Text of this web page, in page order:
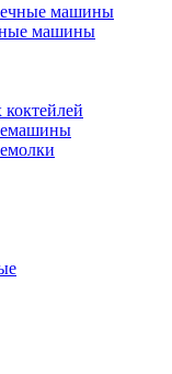
машины
машины